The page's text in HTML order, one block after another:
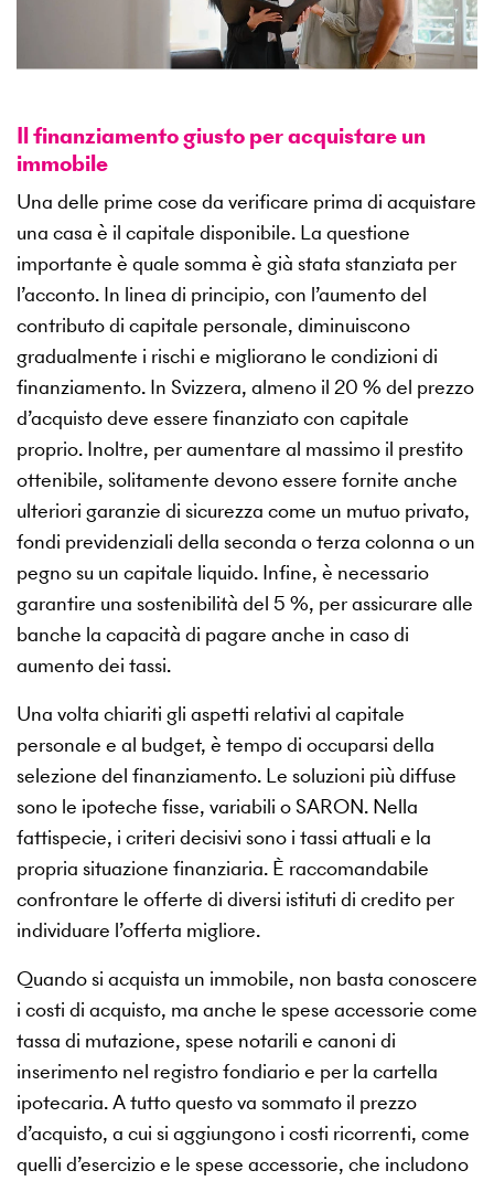
Il finanziamento giusto per acquistare un
immobile
Una delle prime cose da verificare prima di acquistare
una casa è il capitale disponibile. La questione
importante è quale somma è già stata stanziata per
l’acconto. In linea di principio, con l’aumento del
contributo di capitale personale, diminuiscono
gradualmente i rischi e migliorano le condizioni di
finanziamento. In Svizzera, almeno il 20 % del prezzo
d’acquisto deve essere finanziato con capitale
proprio. Inoltre, per aumentare al massimo il prestito
ottenibile, solitamente devono essere fornite anche
ulteriori garanzie di sicurezza come un mutuo privato,
fondi previdenziali della seconda o terza colonna o un
pegno su un capitale liquido. Infine, è necessario
garantire una sostenibilità del 5 %, per assicurare alle
banche la capacità di pagare anche in caso di
aumento dei tassi.
Una volta chiariti gli aspetti relativi al capitale
personale e al budget, è tempo di occuparsi della
selezione del finanziamento. Le soluzioni più diffuse
sono le ipoteche fisse, variabili o SARON. Nella
fattispecie, i criteri decisivi sono i tassi attuali e la
propria situazione finanziaria. È raccomandabile
confrontare le offerte di diversi istituti di credito per
individuare l’offerta migliore.
Quando si acquista un immobile, non basta conoscere
i costi di acquisto, ma anche le spese accessorie come
tassa di mutazione, spese notarili e canoni di
inserimento nel registro fondiario e per la cartella
ipotecaria. A tutto questo va sommato il prezzo
d’acquisto, a cui si aggiungono i costi ricorrenti, come
quelli d’esercizio e le spese accessorie, che includono